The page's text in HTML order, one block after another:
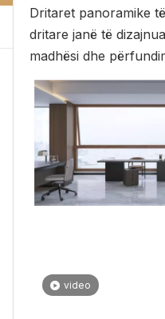
Dritaret panoramike
dritare janë të
madhësi dhe
video